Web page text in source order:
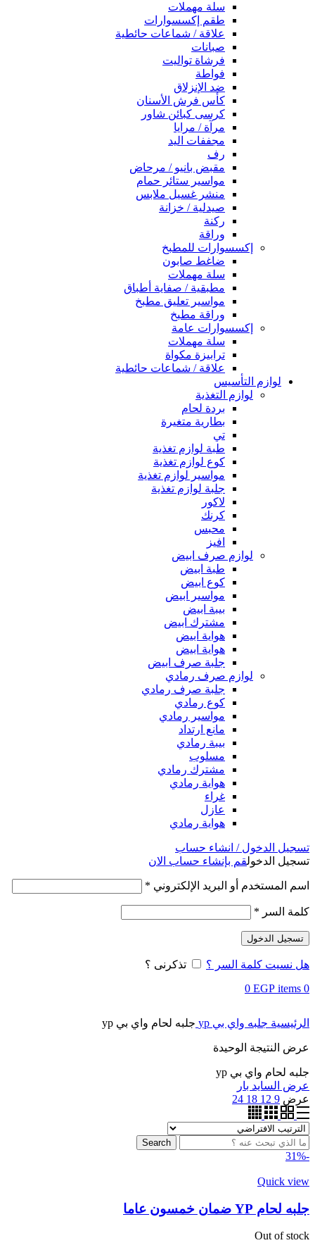
سلة مهملات
طقم إكسسوارات
علاقة / شماعات حائطية
صبانات
فرشاة تواليت
فواطة
ضد الإنزلاق
كأس فرش الأسنان
كرسى كبائن شاور
مرآة / مرايا
مجففات اليد
رف
مقبض بانيو / مرحاض
مواسير ستائر حمام
منشر غسيل ملابس
صيدلية / خزانة
ركنة
وراقة
إكسسوارات للمطبخ
ضاغط صابون
سلة مهملات
مطبقية / صفاية أطباق
مواسير تعليق مطبخ
وراقة مطبخ
إكسسوارات عامة
سلة مهملات
ترابيزة مكواة
علاقة / شماعات حائطية
لوازم التأسيس
لوازم التغذية
بردة لحام
بطارية متغيرة
تي
طبة لوازم تغذية
كوع لوازم تغذية
مواسير لوازم تغذية
جلبة لوازم تغذية
لاكور
كرنك
محبس
افيز
لوازم صرف ابيض
طبة ابيض
كوع ابيض
مواسير ابيض
بيبة ابيض
مشترك ابيض
هواية ابيض
هواية ابيض
جلبة صرف ابيض
لوازم صرف رمادي
جلبة صرف رمادي
كوع رمادي
مواسير رمادي
مانع ارتداد
بيبة رمادي
مسلوب
مشترك رمادي
هواية رمادي
غراء
عازل
هواية رمادي
تسجيل الدخول / انشاء حساب
تسجيل الدخولقم بإنشاء حساب الان
اسم المستخدم أو البريد الإلكتروني *
كلمة السر *
تسجيل الدخول
هل نسيت كلمة السر ؟
تذكرنى ؟
0
items
0 EGP
الرئيسية جلبه واي بي yp جلبه لحام واي بي yp
عرض النتيجة الوحيدة
جلبه لحام واي بي yp
عرض السايد بار
عرض 9
12
18
24
Search
-31%
Quick view
جلبه لحام YP ضمان خمسون عاما
Out of stock